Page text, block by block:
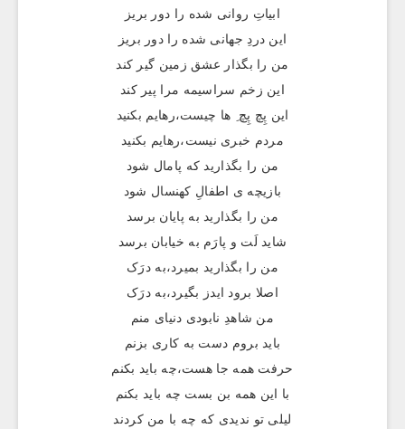
ابیاتِ روانی شده را دور بریز
این دردِ جهانی شده را دور بریز
من را بگذار عشق زمین گیر کند
این زخم سراسیمه مرا پیر کند
این پِچ پِچ ِ ها چیست،رهایم بکنید
مردم خبری نیست،رهایم بکنید
من را بگذارید که پامال شود
بازیچه ی اطفالِ کهنسال شود
من را بگذارید به پایان برسد
شاید لَت و پارَم به خیابان برسد
من را بگذارید بمیرد،به درَک
اصلا برود ایدز بگیرد،به درَک
من شاهدِ نابودی دنیای منم
باید بروم دست به کاری بزنم
حرفت همه جا هست،چه باید بکنم
با این همه بن بست چه باید بکنم
لیلی تو ندیدی که چه با من کردند